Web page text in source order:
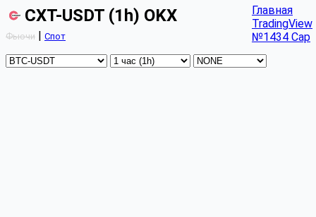
CXT-USDT (1h) OKX
Фьючи | Спот
Главная
TradingView
№1434 Cap